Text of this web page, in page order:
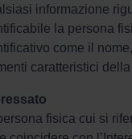
informazione
la persona
come il
caratteristici
persona fisica cui si